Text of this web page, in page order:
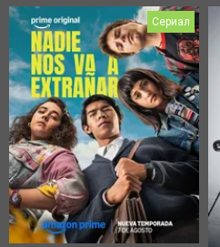
Сериал